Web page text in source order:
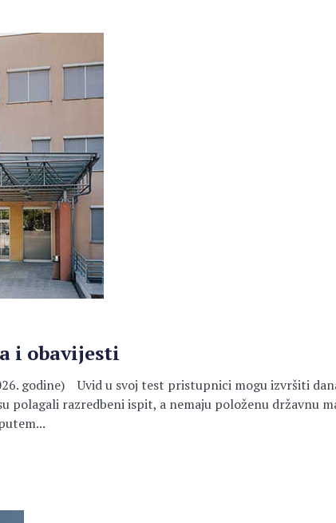
i obavijesti
godine) Uvid u svoj test pristupnici mogu izvršiti
razredbeni ispit, a nemaju položenu državnu